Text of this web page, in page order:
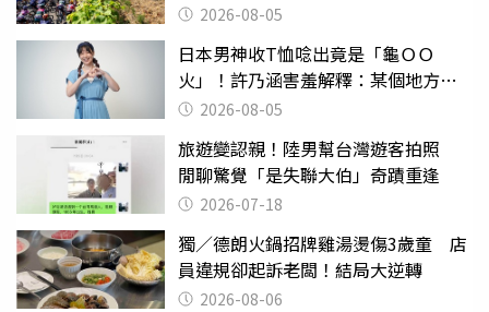
2026-08-05
日本男神收T恤唸出竟是「龜ＯＯ
火」！許乃涵害羞解釋：某個地方燃
燒起來了
2026-08-05
旅遊變認親！陸男幫台灣遊客拍照
閒聊驚覺「是失聯大伯」奇蹟重逢
2026-07-18
獨／德朗火鍋招牌雞湯燙傷3歲童 店
員違規卻起訴老闆！結局大逆轉
2026-08-06